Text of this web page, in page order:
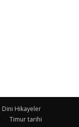
Dini Hikayeler
Timur tarihi